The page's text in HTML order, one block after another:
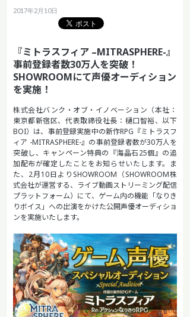
2017年2月10日
『ミトラスフィア –MITRASPHERE-』
事前登録者数30万人を突破！
SHOWROOMにて声優オーディション
を実施！
株式会社バンク・オブ・イノベーション（本社：
東京都新宿区、代表取締役社長：樋口智裕、以下
BOI）は、事前登録実施中の新作RPG『ミトラスフ
ィア -MITRASPHERE-』の事前登録者数が30万人を
突破し、キャンペーン特典の『海晶石25個』の追
加配布が確定したことをお知らせいたします。ま
た、2月10日よりSHOWROOM（SHOWROOM株
式会社が運営する、ライブ動画ストリーミング配信
プラットフォーム）にて、ゲーム内の機能「なりき
りボイス」への出演をかけた公開声優オーディショ
ンを実施いたします。